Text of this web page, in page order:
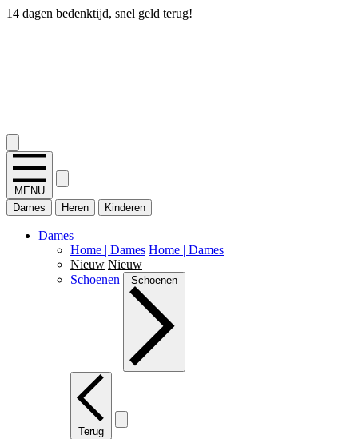
14 dagen bedenktijd, snel geld terug!
MENU
Dames
Heren Kinderen
Dames
Home | Dames Home | Dames
Nieuw Nieuw
Schoenen
Schoenen
Terug